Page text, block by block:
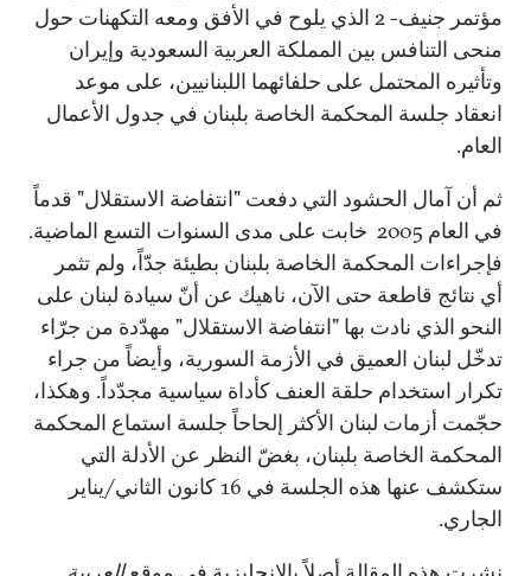
مؤتمر جنيف- 2 الذي يلوح في الأفق ومعه التكهنات حول
منحى التنافس بين المملكة العربية السعودية وإيران
وتأثيره المحتمل على حلفائهما اللبنانيين، على موعد
انعقاد جلسة المحكمة الخاصة بلبنان في جدول الأعمال
العام.
ثم أن آمال الحشود التي دفعت "انتفاضة الاستقلال" قدماً
في العام 2005 خابت على مدى السنوات التسع الماضية.
فإجراءات المحكمة الخاصة بلبنان بطيئة جدّاً، ولم تثمر
أي نتائج قاطعة حتى الآن، ناهيك عن أنّ سيادة لبنان على
النحو الذي نادت بها "انتفاضة الاستقلال" مهدّدة من جرّاء
تدخّل لبنان العميق في الأزمة السورية، وأيضاً من جراء
تكرار استخدام حلقة العنف كأداة سياسية مجدّداً. وهكذا،
حجّمت أزمات لبنان الأكثر إلحاحاً جلسة استماع المحكمة
المحكمة الخاصة بلبنان، بغضّ النظر عن الأدلة التي
ستكشف عنها هذه الجلسة في 16 كانون الثاني/يناير
الجاري.